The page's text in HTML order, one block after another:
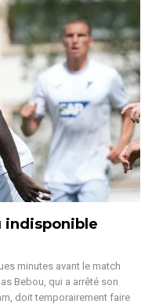
indisponible
minutes avant le match
Bebou, qui a arrêté son
doit temporairement faire